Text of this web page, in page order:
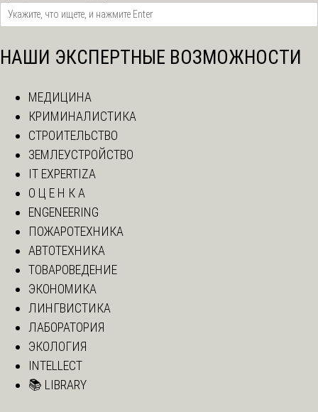
НАШИ ЭКСПЕРТНЫЕ ВОЗМОЖНОСТИ
МЕДИЦИНА
КРИМИНАЛИСТИКА
СТРОИТЕЛЬСТВО
ЗЕМЛЕУСТРОЙСТВО
IT EXPERTIZA
О Ц Е Н К А
ENGENEERING
ПОЖАРОТЕХНИКА
АВТОТЕХНИКА
ТОВАРОВЕДЕНИЕ
ЭКОНОМИКА
ЛИНГВИСТИКА
ЛАБОРАТОРИЯ
ЭКОЛОГИЯ
INTELLECT
📚 LIBRARY